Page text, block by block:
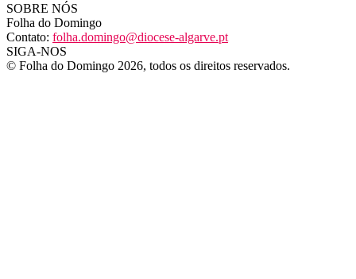
SOBRE NÓS
Folha do Domingo
Contato: folha.domingo@diocese-algarve.pt
SIGA-NOS
© Folha do Domingo 2026, todos os direitos reservados.